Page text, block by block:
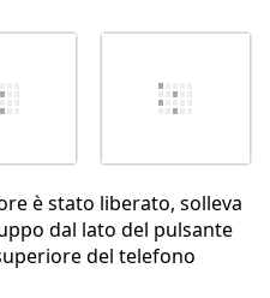
è stato liberato, solleva
dal lato del pulsante
del telefono